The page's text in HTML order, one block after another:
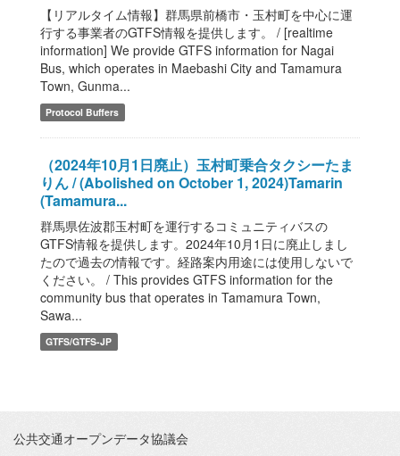
【リアルタイム情報】群馬県前橋市・玉村町を中心に運
行する事業者のGTFS情報を提供します。 / [realtime
information] We provide GTFS information for Nagai
Bus, which operates in Maebashi City and Tamamura
Town, Gunma...
Protocol Buffers
（2024年10月1日廃止）玉村町乗合タクシーたま
りん / (Abolished on October 1, 2024)Tamarin
(Tamamura...
群馬県佐波郡玉村町を運行するコミュニティバスの
GTFS情報を提供します。2024年10月1日に廃止しまし
たので過去の情報です。経路案内用途には使用しないで
ください。 / This provides GTFS information for the
community bus that operates in Tamamura Town,
Sawa...
GTFS/GTFS-JP
公共交通オープンデータ協議会